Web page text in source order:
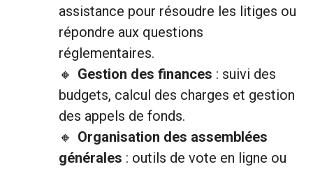
assistance pour résoudre les litiges ou
répondre aux questions
réglementaires.
Gestion des finances : suivi des
budgets, calcul des charges et gestion
des appels de fonds.
Organisation des assemblées
générales : outils de vote en ligne ou